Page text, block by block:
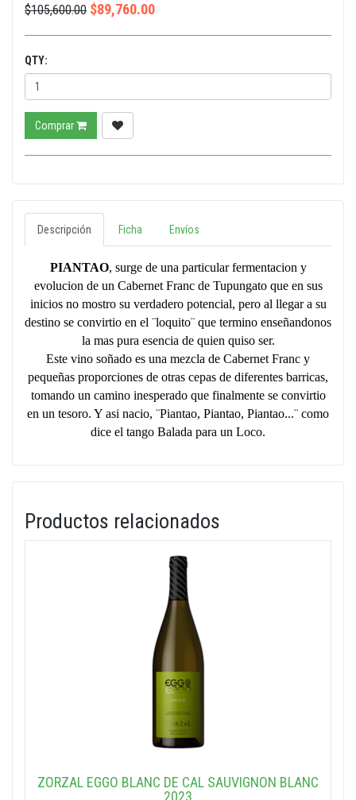
$105,600.00 $89,760.00
QTY:
Comprar
Descripción Ficha Envíos
PIANTAO, surge de una particular fermentacion y
evolucion de un Cabernet Franc de Tupungato que en sus
inicios no mostro su verdadero potencial, pero al llegar a su
destino se convirtio en el ¨loquito¨ que termino enseñandonos
la mas pura esencia de quien quiso ser.
Este vino soñado es una mezcla de Cabernet Franc y
pequeñas proporciones de otras cepas de diferentes barricas,
tomando un camino inesperado que finalmente se convirtio
en un tesoro. Y asi nacio, ¨Piantao, Piantao, Piantao...¨ como
dice el tango Balada para un Loco.
Productos relacionados
ZORZAL EGGO BLANC DE CAL SAUVIGNON BLANC
2023